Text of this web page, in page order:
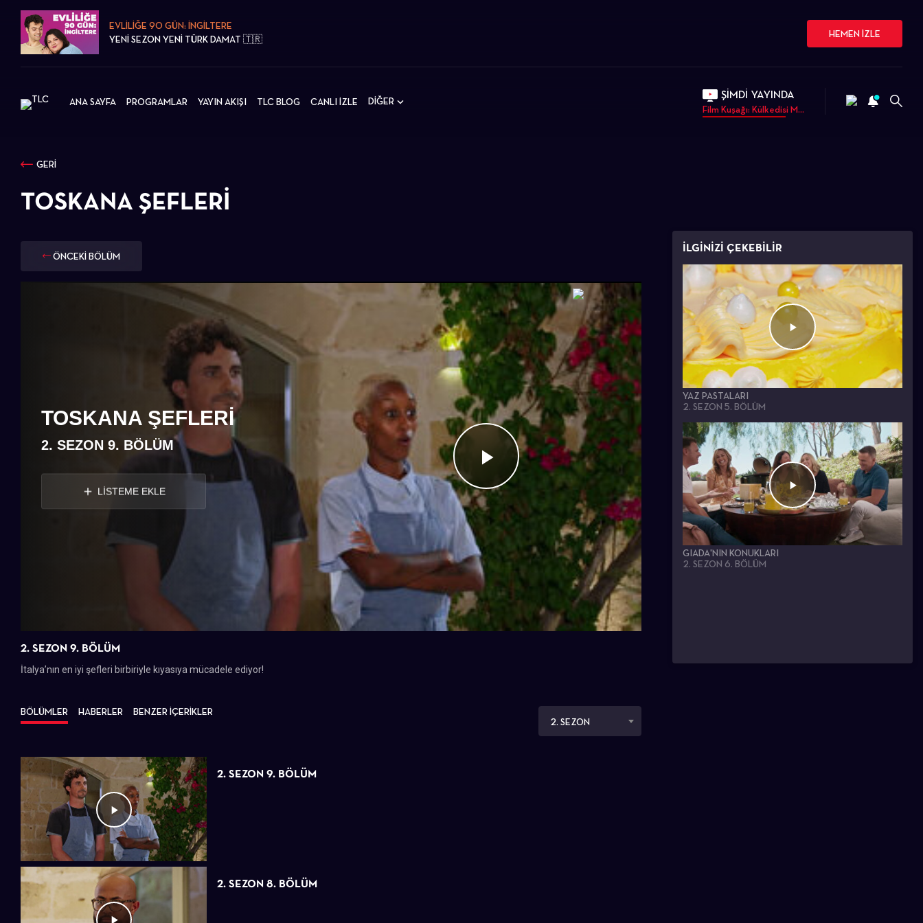
EVLİLİĞE 90 GÜN: İNGİLTERE
YENİ SEZON YENİ TÜRK DAMAT 🇹🇷
HEMEN İZLE
ANA SAYFA PROGRAMLAR YAYIN AKIŞI TLC BLOG CANLI İZLE DİĞER ŞİMDİ YAYINDA
Film Kuşağı: Külkedisi M...
GERİ
TOSKANA ŞEFLERI
ÖNCEKİ BÖLÜM
Videoyu
Oynat
TOSKANA ŞEFLERI
2. SEZON 9. BÖLÜM
LİSTEME EKLE
2. SEZON 9. BÖLÜM
İtalya’nın en iyi şefleri birbiriyle kıyasıya mücadele ediyor!
BÖLÜMLER HABERLER
BENZER İÇERİKLER
2. SEZON
2. SEZON 9. BÖLÜM
2. SEZON 8. BÖLÜM
İLGİNİZİ ÇEKEBİLİR
YAZ PASTALARI
2. SEZON 5. BÖLÜM
GIADA'NIN KONUKLARI
2. SEZON 6. BÖLÜM